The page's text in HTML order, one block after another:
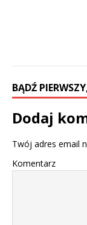
BĄDŹ
Dodaj
Twój adres email
Komentarz